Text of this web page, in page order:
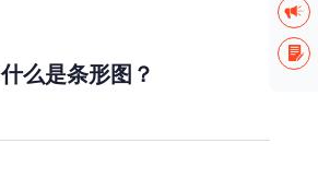
什么是条形图？